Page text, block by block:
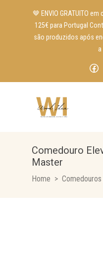
🤎 ENVIO GRATUITO
125€ para Portugal
são produzidos após
a
Comedouro
Master
Home